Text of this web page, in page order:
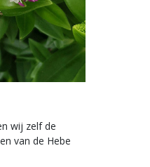
wij zelf de
van de Hebe